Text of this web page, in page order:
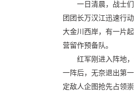
一日清晨，战士
团团长万汉江迅速行
大金川西岸，有一片
营留作预备队。
红军刚进入阵地
一阵后，无奈退出第
定敌人企图抢先占领